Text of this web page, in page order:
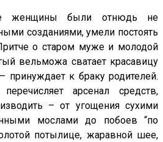
женщины были отнюдь не
созданиями, умели постоять
о старом муже и молодой
вельможа сватает красавицу
к браку родителей.
арсенал средств,
– от угощения сухими
мослами до побоев “по
потылице, жаравной шее,